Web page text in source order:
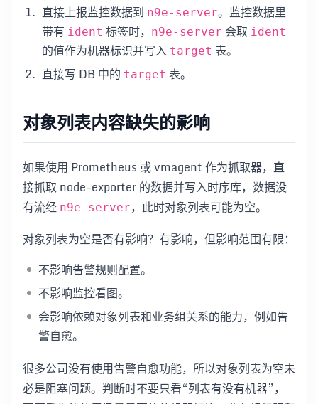
直接上报监控数据到 n9e-server。监控数据里
带有 ident 标签时， n9e-server 会取 ident
的值作为机器标识并写入 target 表。
直接写 DB 中的 target 表。
对象列表内容缺失的影响
如果使用 Prometheus 或 vmagent 作为抓取器，直
接抓取 node-exporter 的数据并写入时序库，数据没
有流经 n9e-server，此时对象列表可能为空。
对象列表为空是否有影响？有影响，但影响范围有限：
不影响告警规则配置。
不影响监控看图。
会影响依赖对象列表和业务组关系的能力，例如告
警自愈。
很多公司没有使用告警自愈功能，所以对象列表为空未
必是阻塞问题。判断时不要只看“列表有没有机器”，